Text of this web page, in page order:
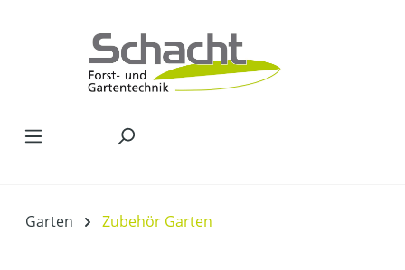
Garten Zubehör Garten